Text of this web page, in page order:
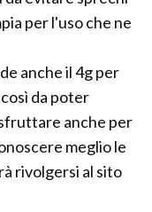
per l'uso che ne
anche il 4g per
da poter
anche per
meglio le
rivolgersi al sito